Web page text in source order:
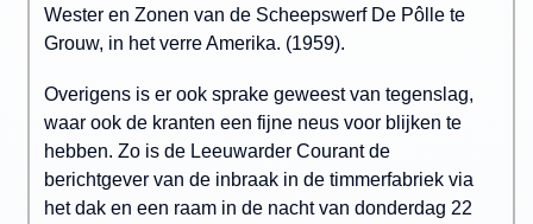
Wester en Zonen van de Scheepswerf De Pôlle te
Grouw, in het verre Amerika. (1959).
Overigens is er ook sprake geweest van tegenslag,
waar ook de kranten een fijne neus voor blijken te
hebben. Zo is de Leeuwarder Courant de
berichtgever van de inbraak in de timmerfabriek via
het dak en een raam in de nacht van donderdag 22